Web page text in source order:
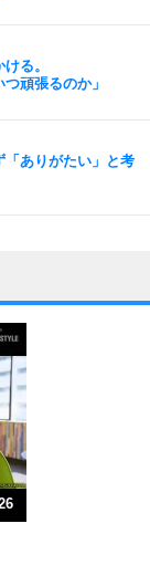
る。
頑張るのか」
「ありがたい」と考
。
行動しないから。